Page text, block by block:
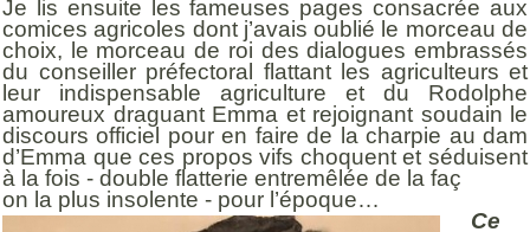
Je lis ensuite les fameuses pages consacrée aux
comices agricoles dont j’avais oublié le morceau de
choix, le morceau de roi des dialogues embrassés
du conseiller préfectoral flattant les agriculteurs et
leur indispensable agriculture et du Rodolphe
amoureux draguant Emma et rejoignant soudain le
discours officiel pour en faire de la charpie au dam
d’Emma que ces propos vifs choquent et séduisent
à la fois - double flatterie entremêlée de la faç
on la plus insolente - pour l’époque…
Ce